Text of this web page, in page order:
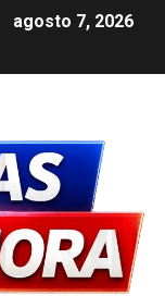
agosto 7, 2026